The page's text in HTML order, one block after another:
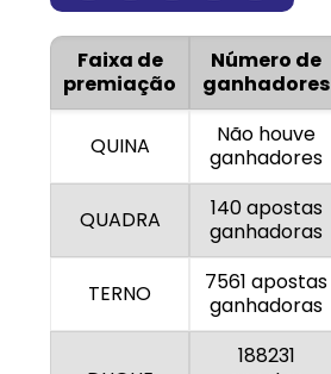
Faixa de
premiação
Número de
ganhadores
QUINA
Não houve
ganhadores
QUADRA
140 apostas
ganhadoras
TERNO
7561 apostas
ganhadoras
188231